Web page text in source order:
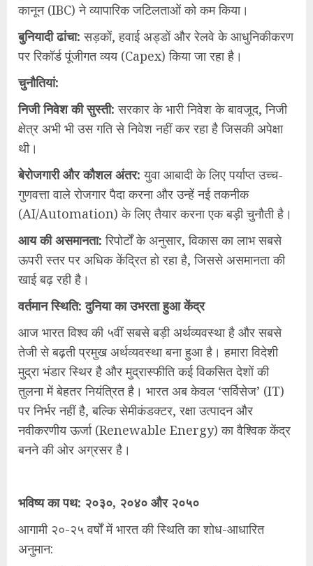
कानून (IBC) ने व्यापारिक जटिलताओं को कम किया।
​बुनियादी ढांचा: सड़कों, हवाई अड्डों और रेलवे के आधुनिकीकरण
पर रिकॉर्ड पूंजीगत व्यय (Capex) किया जा रहा है।
​चुनौतियां:
​निजी निवेश की सुस्ती: सरकार के भारी निवेश के बावजूद, निजी
क्षेत्र अभी भी उस गति से निवेश नहीं कर रहा है जिसकी अपेक्षा
थी।
​बेरोजगारी और कौशल अंतर: युवा आबादी के लिए पर्याप्त उच्च-
गुणवत्ता वाले रोजगार पैदा करना और उन्हें नई तकनीक
(AI/Automation) के लिए तैयार करना एक बड़ी चुनौती है।
​आय की असमानता: रिपोर्टों के अनुसार, विकास का लाभ सबसे
ऊपरी स्तर पर अधिक केंद्रित हो रहा है, जिससे असमानता की
खाई बढ़ रही है।
वर्तमान स्थिति: दुनिया का उभरता हुआ केंद्र
आज भारत विश्व की ५वीं सबसे बड़ी अर्थव्यवस्था है और सबसे
तेजी से बढ़ती प्रमुख अर्थव्यवस्था बना हुआ है। हमारा विदेशी
मुद्रा भंडार स्थिर है और मुद्रास्फीति कई विकसित देशों की
तुलना में बेहतर नियंत्रित है। भारत अब केवल ‘सर्विसेज’ (IT)
पर निर्भर नहीं है, बल्कि सेमीकंडक्टर, रक्षा उत्पादन और
नवीकरणीय ऊर्जा (Renewable Energy) का वैश्विक केंद्र
बनने की ओर अग्रसर है।
भविष्य का पथ: २०३०, २०४० और २०५०
आगामी २०-२५ वर्षों में भारत की स्थिति का शोध-आधारित
अनुमान: